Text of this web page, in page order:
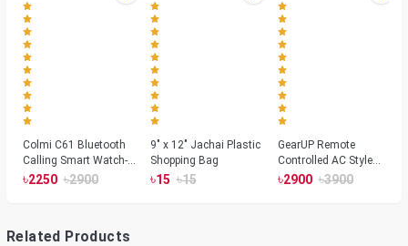
Colmi C61 Bluetooth
Calling Smart Watch-
Silver Color
৳2250 ৳2900
9" x 12" Jachai Plastic
Shopping Bag
৳15 ৳15
GearUP Remote
Controlled AC Style
Room Heater 1800
৳2900 ৳3900
Related Products